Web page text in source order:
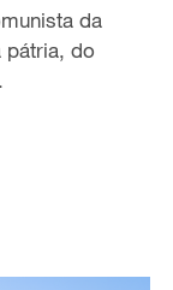
da
pátria, do